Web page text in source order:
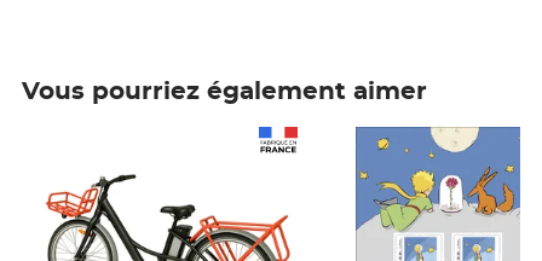
Vous pourriez également aimer
Prix 7,50€